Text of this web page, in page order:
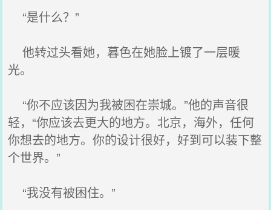
“是什么？”
他转过头看她，暮色在她脸上镀了一层暖
光。
“你不应该因为我被困在崇城。”他的声音很
轻，“你应该去更大的地方。北京，海外，任何
你想去的地方。你的设计很好，好到可以装下整
个世界。”
“我没有被困住。”